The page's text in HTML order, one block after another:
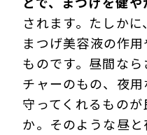
されます。たしか
まつげ美容液の作
ものです。昼間な
チャーのもの、夜
守ってくれるもの
か。そのような昼